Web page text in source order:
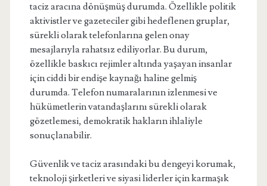
taciz aracına dönüşmüş durumda. Özellikle politik
aktivistler ve gazeteciler gibi hedeflenen gruplar,
sürekli olarak telefonlarına gelen onay
mesajlarıyla rahatsız ediliyorlar. Bu durum,
özellikle baskıcı rejimler altında yaşayan insanlar
için ciddi bir endişe kaynağı haline gelmiş
durumda. Telefon numaralarının izlenmesi ve
hükümetlerin vatandaşlarını sürekli olarak
gözetlemesi, demokratik hakların ihlaliyle
sonuçlanabilir.
Güvenlik ve taciz arasındaki bu dengeyi korumak,
teknoloji şirketleri ve siyasi liderler için karmaşık